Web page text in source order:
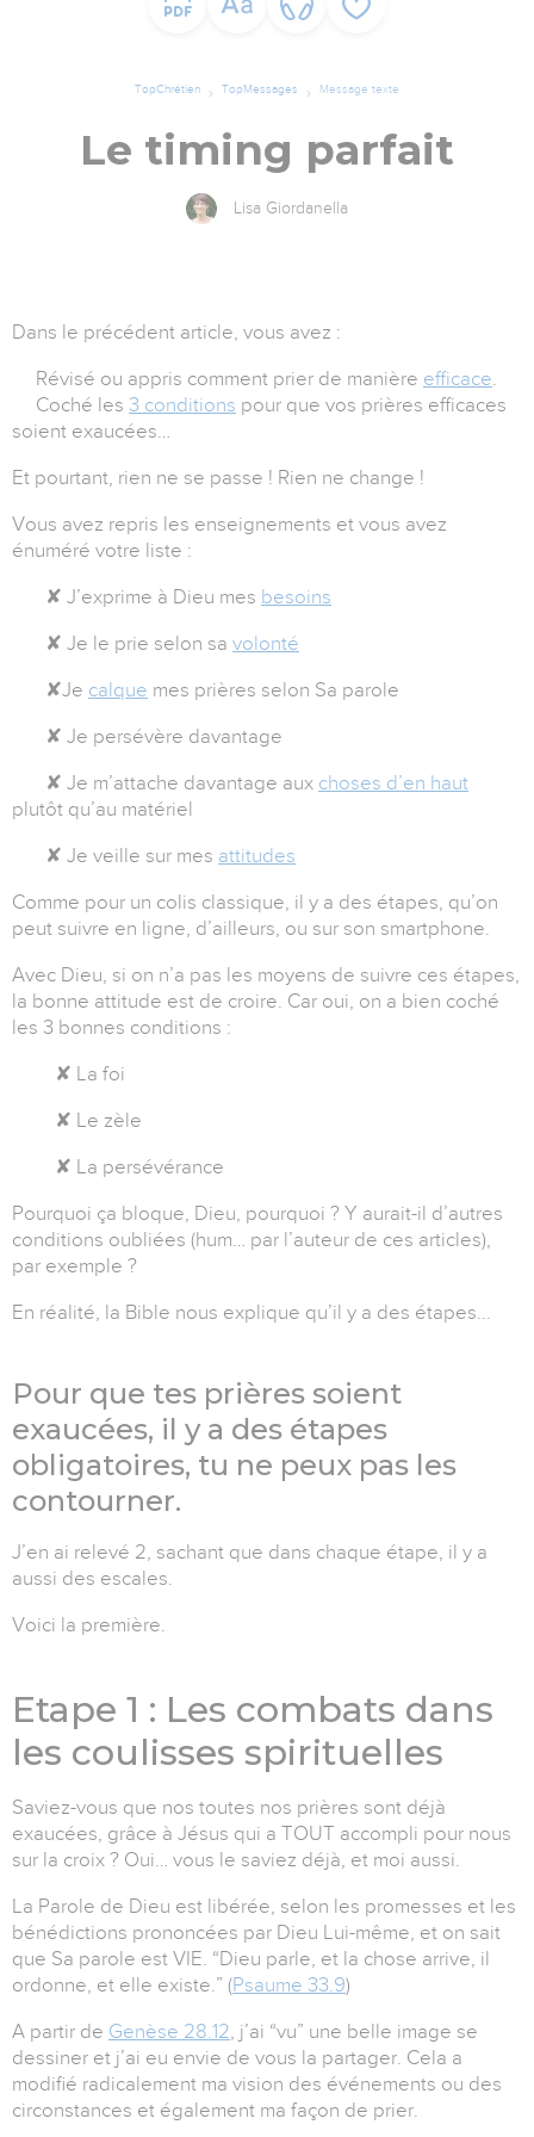
TopChrétien TopMessages Message texte
Le timing parfait
Lisa Giordanella
Dans le précédent article, vous avez :
Révisé ou appris comment prier de manière efficace.
Coché les 3 conditions pour que vos prières efficaces
soient exaucées…
Et pourtant, rien ne se passe ! Rien ne change !
Vous avez repris les enseignements et vous avez
énuméré votre liste :
✘ J’exprime à Dieu mes besoins
✘ Je le prie selon sa volonté
✘Je calque mes prières selon Sa parole
✘ Je persévère davantage
✘ Je m’attache davantage aux choses d’en haut
plutôt qu’au matériel
✘ Je veille sur mes attitudes
Comme pour un colis classique, il y a des étapes, qu’on
peut suivre en ligne, d’ailleurs, ou sur son smartphone.
Avec Dieu, si on n’a pas les moyens de suivre ces étapes,
la bonne attitude est de croire. Car oui, on a bien coché
les 3 bonnes conditions :
✘ La foi
✘ Le zèle
✘ La persévérance
Pourquoi ça bloque, Dieu, pourquoi ? Y aurait-il d’autres
conditions oubliées (hum… par l’auteur de ces articles),
par exemple ?
En réalité, la Bible nous explique qu’il y a des étapes...
Pour que tes prières soient
exaucées, il y a des étapes
obligatoires, tu ne peux pas les
contourner.
J’en ai relevé 2, sachant que dans chaque étape, il y a
aussi des escales.
Voici la première.
Etape 1 : Les combats dans
les coulisses spirituelles
Saviez-vous que nos toutes nos prières sont déjà
exaucées, grâce à Jésus qui a TOUT accompli pour nous
sur la croix ? Oui… vous le saviez déjà, et moi aussi.
La Parole de Dieu est libérée, selon les promesses et les
bénédictions prononcées par Dieu Lui-même, et on sait
que Sa parole est VIE. “Dieu parle, et la chose arrive, il
ordonne, et elle existe.” (Psaume 33.9)
A partir de Genèse 28.12, j’ai “vu” une belle image se
dessiner et j’ai eu envie de vous la partager. Cela a
modifié radicalement ma vision des événements ou des
circonstances et également ma façon de prier.